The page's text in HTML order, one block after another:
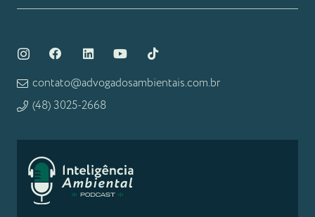
contato@advogadosambientais.com.br
(48) 3025-2668